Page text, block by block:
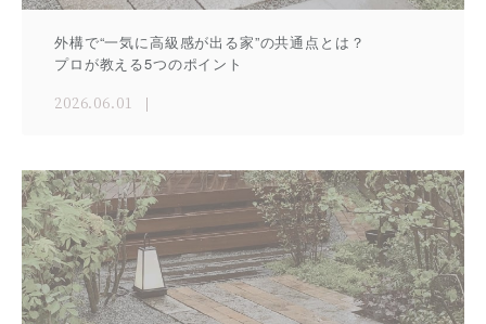
外構で“一気に高級感が出る家”の共通点とは？
プロが教える5つのポイント
2026.06.01